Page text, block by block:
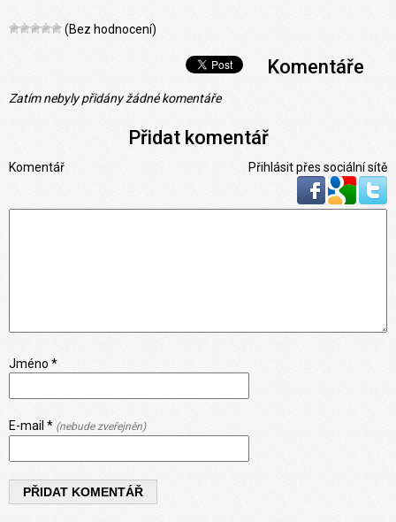
(Bez hodnocení)
Komentáře
Zatím nebyly přidány žádné komentáře
Přidat komentář
Přihlásit přes sociální sítě
Komentář
Jméno *
E-mail * (nebude zveřejněn)